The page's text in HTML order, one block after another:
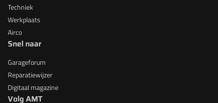
Techniek
Werkplaats
Airco
Snel naar
Garageforum
Reparatiewijzer
Digitaal magazine
Volg AMT